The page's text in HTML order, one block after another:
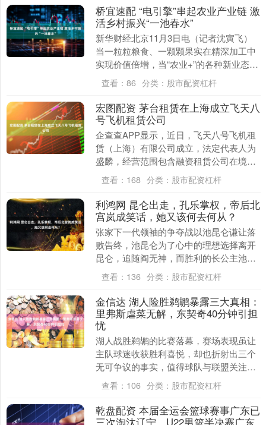
桥宜速配 “电引擎”串起农业产业链 激
活乡村振兴“一池春水”
新华财经北京11月3日电（记者沈寅飞）
当一粒粒粮食、一颗颗果实在精深加工中
实现价值倍增，当“农业+”的各种新业态让
人眼前一亮……近年来，电力正前所未有
地深度融入....
查看： 86 分类： 股市配资杠杆
宏图配资 茅台租赁在上海成立飞天八
号飞机租赁公司
企查查APP显示，近日，飞天八号飞机租
赁（上海）有限公司成立，法定代表人为
盛麟，经营范围包含融资租赁公司在境内
保税地区设立项目公司开展融资租赁业
务。企查查股权穿....
查看： 168 分类： 股市配资杠杆
利鸿网 昆仑出走，孔乐掌权，帝后北
宫岚成笑话，她又该何去何从？
张家下一代领袖的争夺战以池昆仑谦让落
败告终，池昆仑为了心中的理想选择离开
昆仑，追随阎无神，而胜利的长公主池孔
乐则接管了昆仑的权力。作为中央王朝的
帝后，长期掌控昆....
查看： 136 分类： 股市配资杠杆
金信达 湖人险胜鹈鹕暴露三大真相：
里弗斯虐菜无解，东契奇40分钟引担
忧
湖人战胜鹈鹕的比赛落幕，赛场表现虽让
主队球迷收获胜利喜悦，却也折射出三个
无可争议的事实，值得球队与联盟关注。
里弗斯的“虐菜属性”在本场比赛中展现得
淋漓尽致。面....
查看： 106 分类： 股市配资杠杆
乾盘配资 本届全运会篮球赛事广东已
三次淘汰辽宁，U22男篮半决赛广东